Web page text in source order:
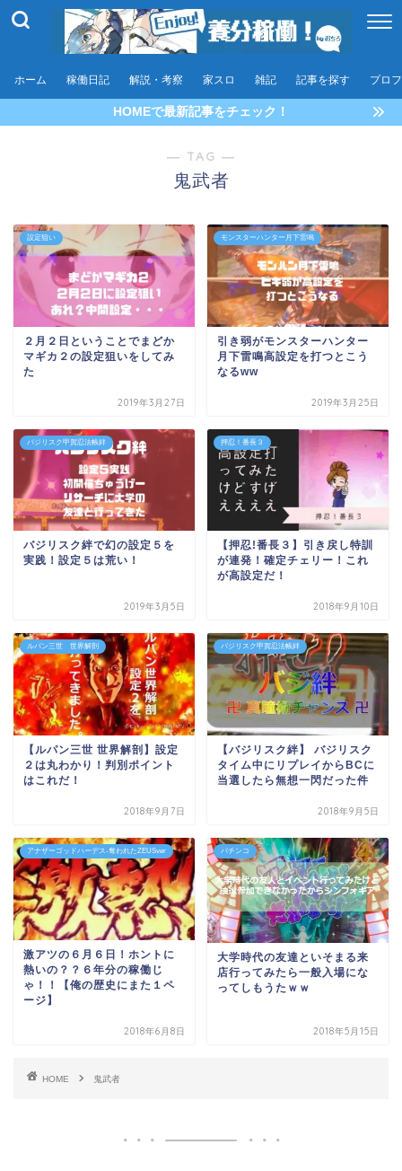
ホーム 稼働日記 解説・考察 家スロ 雑記 記事を探す プロ
HOMEで最新記事をチェック！
― TAG ―
鬼武者
設定狙い
２月２日ということでまどか
マギカ２の設定狙いをしてみ
た
2019年3月27日
モンスターハンター月下雷鳴
引き弱がモンスターハンター
月下雷鳴高設定を打つとこう
なるww
2019年3月25日
バジリスク甲賀忍法帳絆
バジリスク絆で幻の設定５を
実践！設定５は荒い！
2019年3月5日
押忍！番長３
【押忍!番長３】引き戻し特訓
が連発！確定チェリー！これ
が高設定だ！
2018年9月10日
ルパン三世 世界解剖
【ルパン三世 世界解剖】設定
２は丸わかり！判別ポイント
はこれだ！
2018年9月7日
バジリスク甲賀忍法帳絆
【バジリスク絆】 バジリスク
タイム中にリプレイからBCに
当選したら無想一閃だった件
2018年9月5日
アナザーゴッドハーデス-奪われたZEUSver
激アツの６月６日！ホントに
熱いの？？６年分の稼働じ
ゃ！！【俺の歴史にまた１ペ
ージ】
2018年6月8日
パチンコ
大学時代の友達といそまる来
店行ってみたら一般入場にな
ってしもうたｗｗ
2018年5月15日
HOME 鬼武者